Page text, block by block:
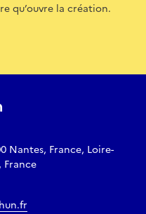
qu’ouvre la création.
Nantes, France, Loire-
France